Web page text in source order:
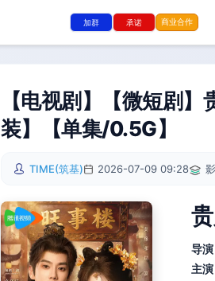
加群 承诺 商业合作
【电视剧】【微短剧
装】【单集/0.5G】
TIME(筑基) 2026-07-09 09:28
导演
主演